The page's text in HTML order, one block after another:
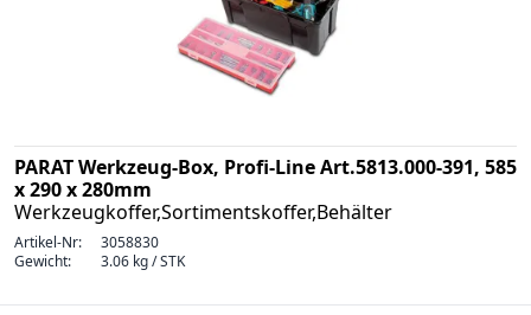
PARAT Werkzeug-Box, Profi-Line Art.5813.000-391, 585
x 290 x 280mm
Werkzeugkoffer,Sortimentskoffer,Behälter
Artikel-Nr:
3058830
Gewicht:
3.06 kg / STK